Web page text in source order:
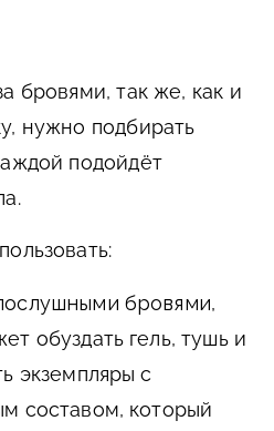
бровями, так же, как и
нужно подбирать
подойдёт
бровями,
обуздать гель, тушь и
экземпляры с
составом, который